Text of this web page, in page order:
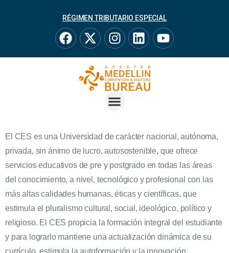
RÉGIMEN TRIBUTARIO ESPECIAL
El CES es una Universidad de carácter nacional, autónoma,
privada, sin ánimo de lucro, autosostenible, que ofrece
servicios educativos de pre y postgrado en todas las áreas
del conocimiento, a nivel, tecnológico y profesional con las
más altas calidades humanas, éticas y científicas, que
estimula el pluralismo cultural, social, ideológico, político y
religioso. El CES propicia la formación integral del estudiante
y para lograrlo mantiene una actualización dinámica de su